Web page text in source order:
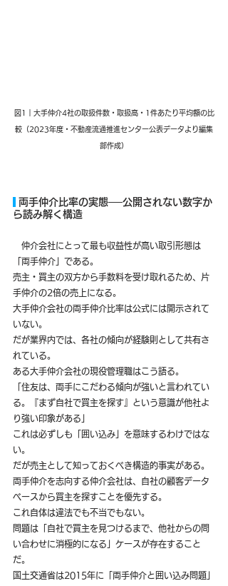
図1｜大手仲介4社の取扱件数・取扱高・1件あたり平均額の比
較（2023年度・不動産流通推進センター公表データより編集
部作成）
両手仲介比率の実態──公開されない数字か
ら読み解く構造
仲介会社にとって最も収益性が高い取引形態は
「両手仲介」である。
売主・買主の双方から手数料を受け取れるため、片
手仲介の2倍の売上になる。
大手仲介会社の両手仲介比率は公式には開示されて
いない。
だが業界内では、各社の傾向が経験則として共有さ
れている。
ある大手仲介会社の現役管理職はこう語る。
「住友は、両手にこだわる傾向が強いと言われてい
る。『まず自社で買主を探す』という意識が他社よ
り強い印象がある」
これは必ずしも「囲い込み」を意味するわけではな
い。
だが売主として知っておくべき構造的事実がある。
両手仲介を志向する仲介会社は、自社の顧客データ
ベースから買主を探すことを優先する。
これ自体は違法でも不当でもない。
問題は「自社で買主を見つけるまで、他社からの問
い合わせに消極的になる」ケースが存在すること
だ。
国土交通省は2015年に「両手仲介と囲い込み問題」